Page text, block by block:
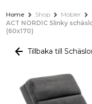
Home Shop Möbler
ACT NORDIC Slinky
(60x170)
Tillbaka till